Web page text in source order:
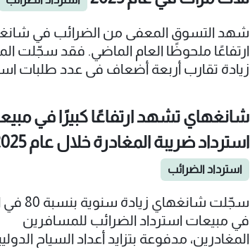
شهد التسوق المعفى من الضرائب في
ارتفاعًا ملحوظًا العام الماضي. فقد سجّلت
زيادة تقارب أربعة أضعاف في عدد طلبات
مبيعات السلع المعفاة من الضرائب وإجمالي
الاسترداد بنسبة 80%، وفقًا لمصلحة ضرائب
في شانغهاي التابعة للهيئة الوطنية
شانغهاي تشهد ارتفاعًا كبيرًا في
استرداد ضريبة المغادرة خلال عام 2025
استرداد الضرائب
سجّلت شانغهاي
في مبيعات استرداد الضرائب للمسافرين
المغادرين، مدفوعة بتزايد أعداد السياح